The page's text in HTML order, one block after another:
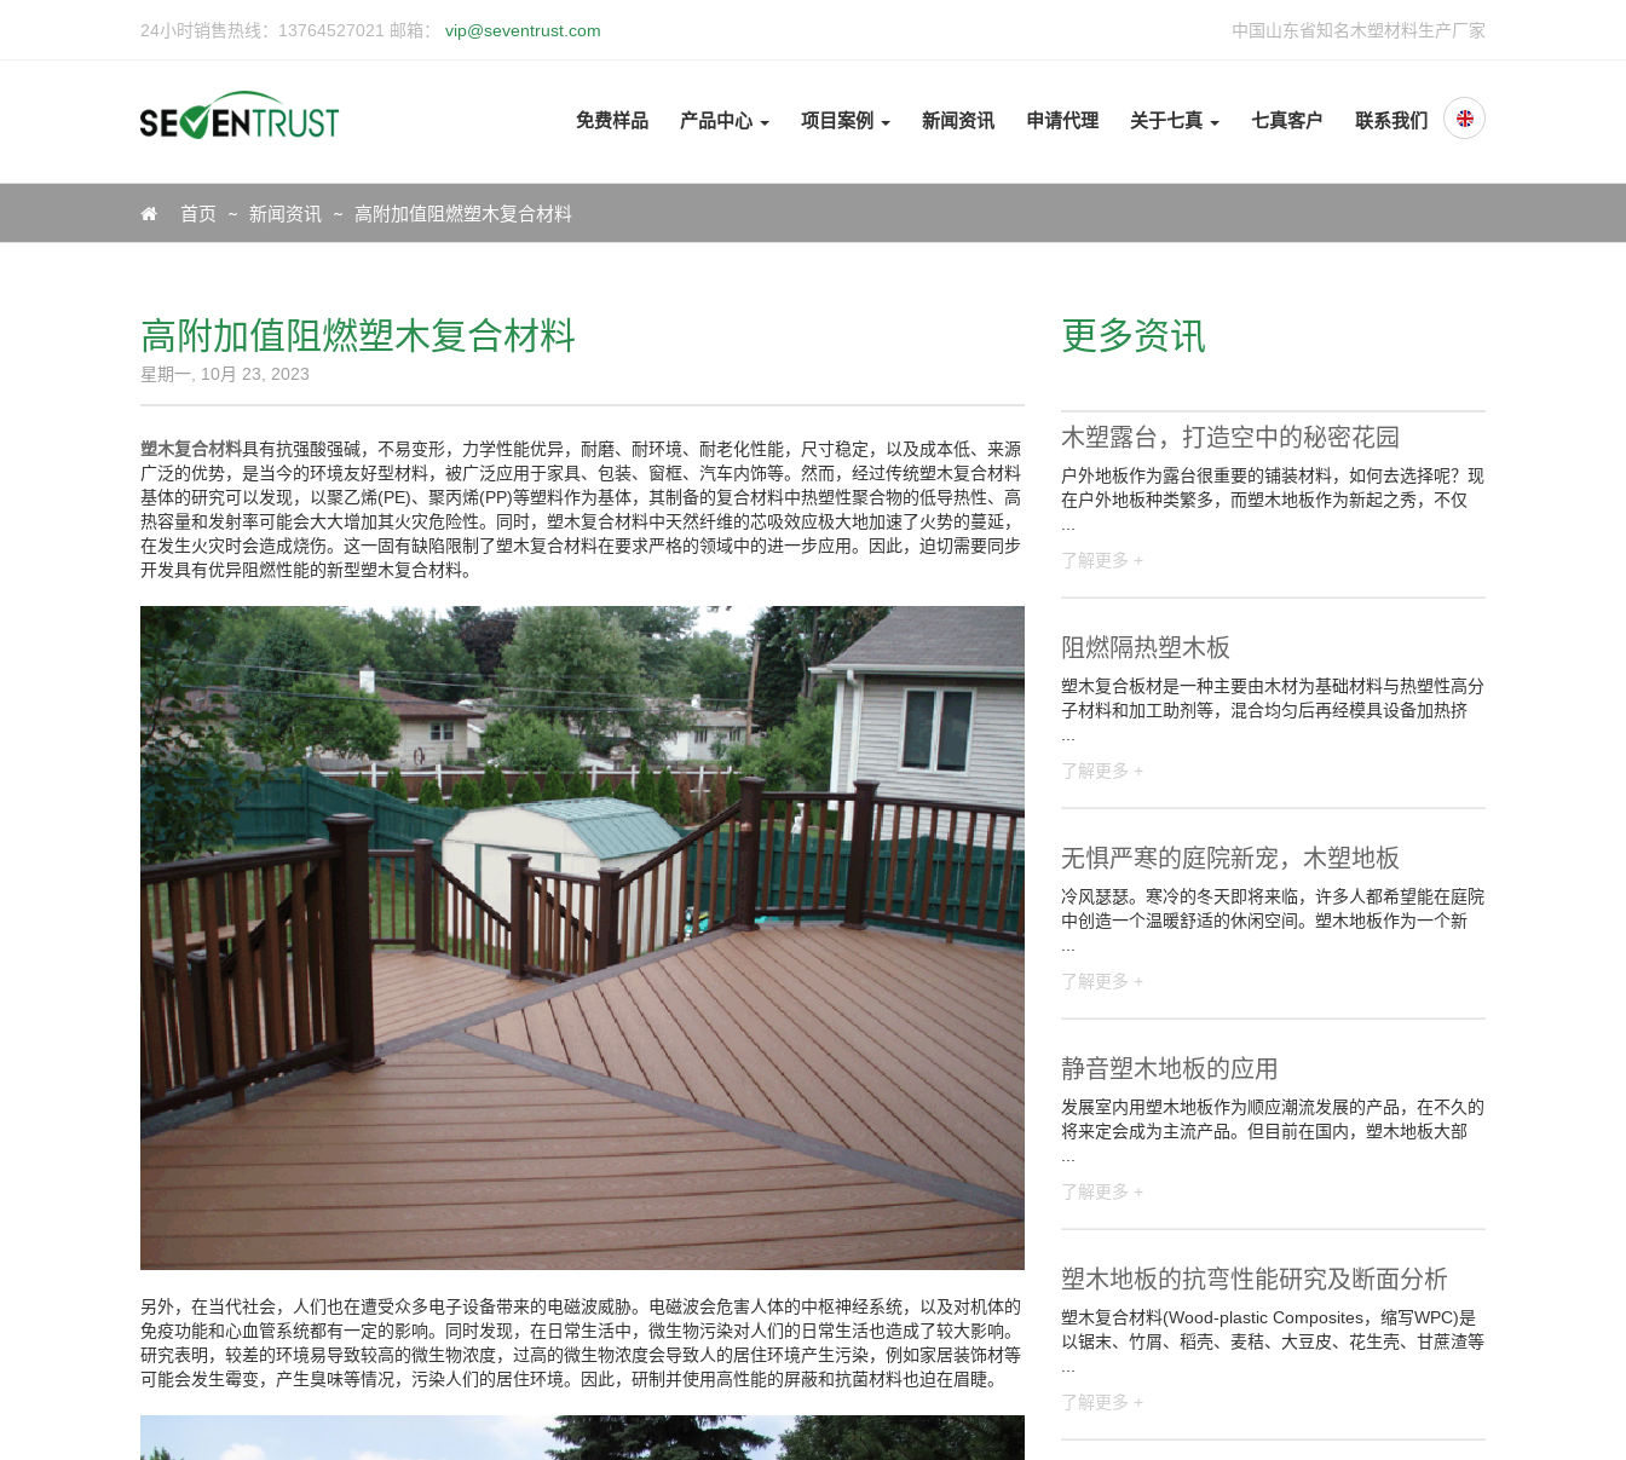
24小时销售热线：13764527021 邮箱： vip@seventrust.com 中国山东省知名木塑材料生产厂家
免费样品 产品中心 项目案例 新闻资讯 申请代理 关于七真 七真客户 联系我们
Icon首页 新闻资讯 高附加值阻燃塑木复合材料
高附加值阻燃塑木复合材料
星期一, 10月 23, 2023
塑木复合材料具有抗强酸强碱，不易变形，力学性能优异，耐磨、耐环境、耐老化性能，尺寸稳定，以及成本低、来源
广泛的优势，是当今的环境友好型材料，被广泛应用于家具、包装、窗框、汽车内饰等。然而，经过传统塑木复合材料
基体的研究可以发现，以聚乙烯(PE)、聚丙烯(PP)等塑料作为基体，其制备的复合材料中热塑性聚合物的低导热性、高
热容量和发射率可能会大大增加其火灾危险性。同时，塑木复合材料中天然纤维的芯吸效应极大地加速了火势的蔓延，
在发生火灾时会造成烧伤。这一固有缺陷限制了塑木复合材料在要求严格的领域中的进一步应用。因此，迫切需要同步
开发具有优异阻燃性能的新型塑木复合材料。
另外，在当代社会，人们也在遭受众多电子设备带来的电磁波威胁。电磁波会危害人体的中枢神经系统，以及对机体的
免疫功能和心血管系统都有一定的影响。同时发现，在日常生活中，微生物污染对人们的日常生活也造成了较大影响。
研究表明，较差的环境易导致较高的微生物浓度，过高的微生物浓度会导致人的居住环境产生污染，例如家居装饰材等
可能会发生霉变，产生臭味等情况，污染人们的居住环境。因此，研制并使用高性能的屏蔽和抗菌材料也迫在眉睫。
更多资讯
木塑露台，打造空中的秘密花园
户外地板作为露台很重要的铺装材料，如何去选择呢？现
在户外地板种类繁多，而塑木地板作为新起之秀，不仅
了解更多 +
阻燃隔热塑木板
塑木复合板材是一种主要由木材为基础材料与热塑性高分
子材料和加工助剂等，混合均匀后再经模具设备加热挤
了解更多 +
无惧严寒的庭院新宠，木塑地板
冷风瑟瑟。寒冷的冬天即将来临，许多人都希望能在庭院
中创造一个温暖舒适的休闲空间。塑木地板作为一个新
了解更多 +
静音塑木地板的应用
发展室内用塑木地板作为顺应潮流发展的产品，在不久的
将来定会成为主流产品。但目前在国内，塑木地板大部
了解更多 +
塑木地板的抗弯性能研究及断面分析
塑木复合材料(Wood-plastic Composites，缩写WPC)是
以锯末、竹屑、稻壳、麦秸、大豆皮、花生壳、甘蔗渣等
了解更多 +